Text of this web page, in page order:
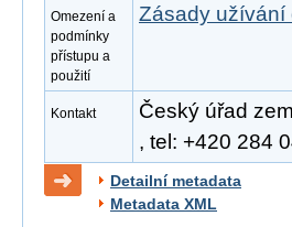
Omezení a
podmínky
přístupu a
použití
Zásady užívání
Kontakt
Český úřad
, tel: +420 284
Detailní metadata
Metadata XML